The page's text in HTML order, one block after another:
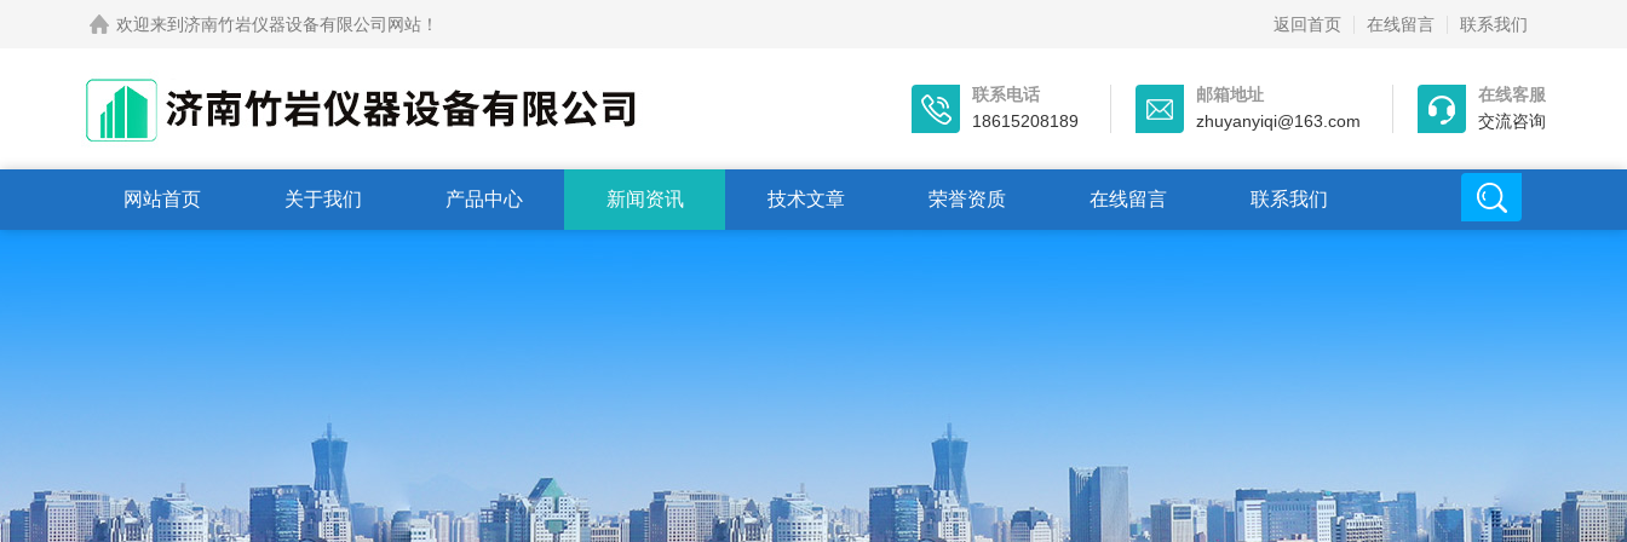
欢迎来到济南竹岩仪器设备有限公司网站！ 返回首页 在线留言 联系我们
联系电话
18615208189
邮箱地址
zhuyanyiqi@163.com
在线客服
交流咨询
网站首页 关于我们 产品中心 新闻资讯 技术文章 荣誉资质 在线留言 联系我们